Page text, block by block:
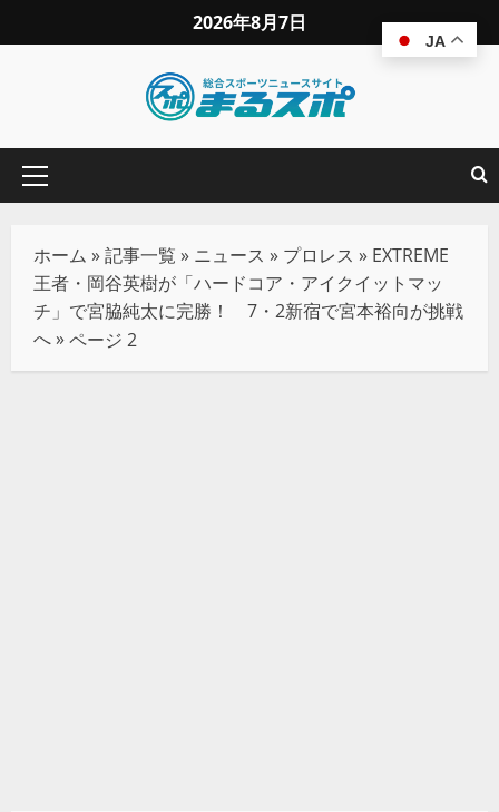
2026年8月7日
ホーム »記事一覧 » ニュース » プロレス » EXTREME
王者・岡谷英樹が「ハードコア・アイクイットマッ
チ」で宮脇純太に完勝！ 7・2新宿で宮本裕向が挑戦
へ»ページ 2
JA